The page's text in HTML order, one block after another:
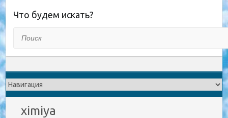
Что будем искать?
ximiya